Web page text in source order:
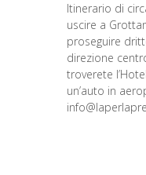
Itinerario di
uscire a
proseguire
direzione
troverete
un’auto in